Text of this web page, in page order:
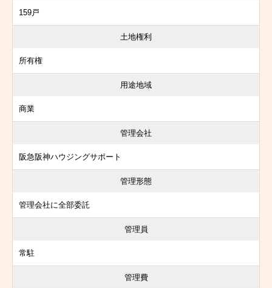
159戸
土地権利
所有権
用途地域
商業
管理会社
阪急阪神ハウジングサポート
管理形態
管理会社に全部委託
管理員
常駐
管理費